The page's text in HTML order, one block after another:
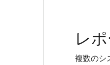
レ
複数のシ